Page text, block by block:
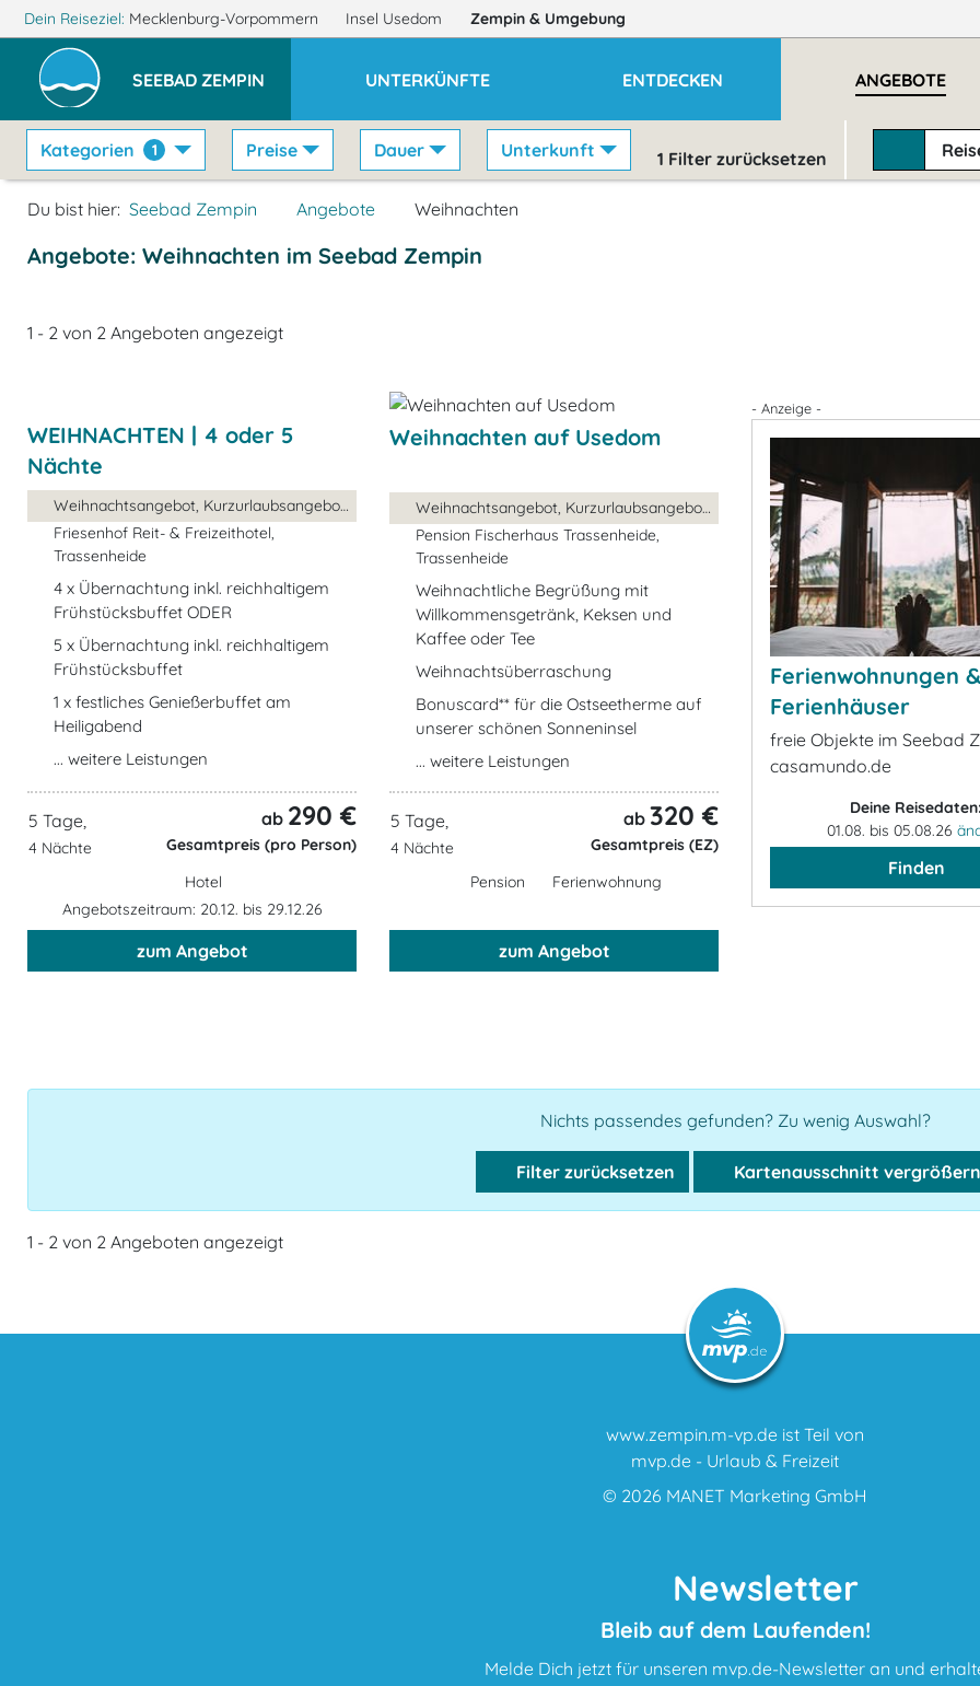
Dein Reiseziel: Mecklenburg-Vorpommern Insel Usedom Zempin & Umgebung
SEEBAD ZEMPIN UNTERKÜNFTE ENTDECKEN ANGEBOTE
Kategorien 1 Preise Dauer Unterkunft 1 Filter zurücksetzen
Du bist hier: Seebad Zempin Angebote Weihnachten
Angebote: Weihnachten im Seebad Zempin
1 - 2 von 2 Angeboten angezeigt
WEIHNACHTEN | 4 oder 5
Nächte
Weihnachtsangebot, Kurzurlaubsangebot, ...
Friesenhof Reit- & Freizeithotel,
Trassenheide
4 x Übernachtung inkl. reichhaltigem
Frühstücksbuffet ODER
5 x Übernachtung inkl. reichhaltigem
Frühstücksbuffet
1 x festliches Genießerbuffet am
Heiligabend
... weitere Leistungen
5 Tage,
4 Nächte
ab 290 €
Gesamtpreis (pro Person)
Hotel
Angebotszeitraum: 20.12. bis 29.12.26
zum Angebot
Weihnachten auf Usedom
Weihnachtsangebot, Kurzurlaubsangebot, ...
Pension Fischerhaus Trassenheide,
Trassenheide
Weihnachtliche Begrüßung mit
Willkommensgetränk, Keksen und
Kaffee oder Tee
Weihnachtsüberraschung
Bonuscard** für die Ostseetherme auf
unserer schönen Sonneninsel
... weitere Leistungen
5 Tage,
4 Nächte
ab 320 €
Gesamtpreis (EZ)
Pension
Ferienwohnung
zum Angebot
- Anzeige -
Ferienwohnungen &
Ferienhäuser
freie Objekte im Seebad
casamundo.de
Deine
01.08. bis 05.08.26
Finden
Nichts passendes gefunden? Zu wenig Auswahl?
Filter zurücksetzen Kartenausschnitt vergrößern
1 - 2 von 2 Angeboten angezeigt
www.zempin.m-vp.de ist Teil von
mvp.de - Urlaub & Freizeit
© 2026 MANET Marketing GmbH
Newsletter
Bleib auf dem Laufenden!
Melde Dich jetzt für unseren mvp.de-Newsletter an und